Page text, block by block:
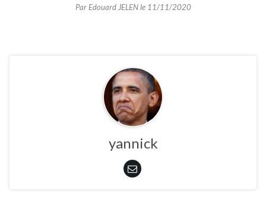
Par Edouard JELEN le 11/11/2020
yannick